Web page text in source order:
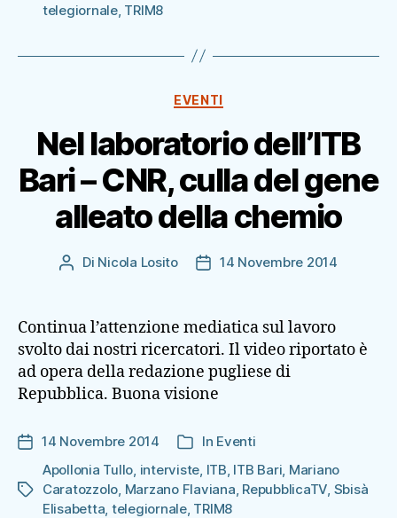
telegiornale, TRIM8
Categorie
EVENTI
Nel laboratorio dell’ITB
Bari – CNR, culla del gene
alleato della chemio
Autore
Di Nicola Losito
Data14 Novembre 2014
Continua l’attenzione mediatica sul lavoro
svolto dai nostri ricercatori. Il video riportato è
ad opera della redazione pugliese di
Repubblica. Buona visione
Data
dell'articolo
14 Novembre 2014 Categorie
In Eventi
Tag
Apollonia Tullo, interviste, ITB, ITB Bari, Mariano
Caratozzolo, Marzano Flaviana, RepubblicaTV, Sbisà
Elisabetta, telegiornale, TRIM8